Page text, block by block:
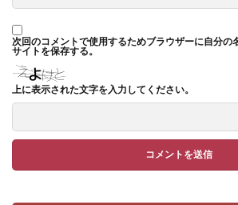
次回のコメントで使用するためブラウザーに自分の
サイトを保存する。
上に表示された文字を入力してください。